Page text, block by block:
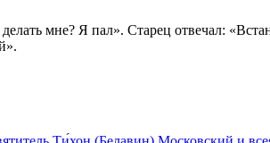
мне? Я пал». Старец отвечал: